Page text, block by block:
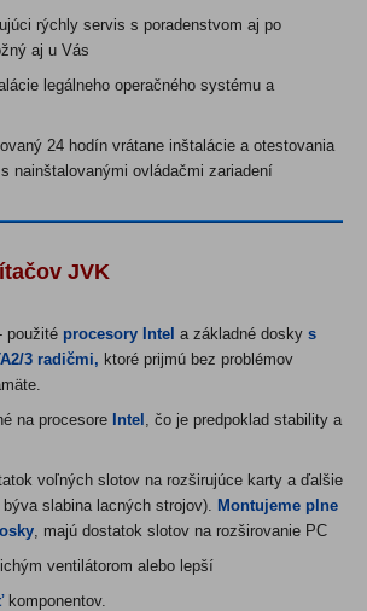
rýchly servis s poradenstvom aj po
aj u Vás
legálneho operačného systému a
24 hodín vrátane inštalácie a otestovania
nainštalovanými ovládačmi zariadení
JVK
použité procesory Intel a základné dosky s
3 radičmi, ktoré prijmú bez problémov
na procesore Intel , čo je predpoklad stability a
voľných slotov na rozširujúce karty a ďalšie
slabina lacných strojov). Montujeme plne
, majú dostatok slotov na rozširovanie PC
ventilátorom alebo lepší
komponentov.